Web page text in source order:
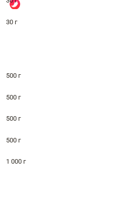
30 г
500 г
500 г
500 г
500 г
1 000 г